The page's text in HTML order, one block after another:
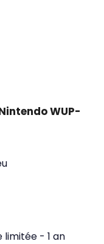
WUP-
limitée - 1 an